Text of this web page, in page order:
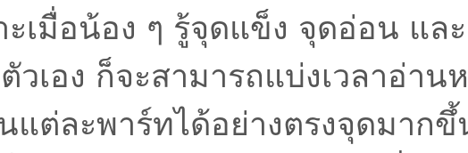
ะเมื่อน้อง ๆ รู้จุดแข็ง จุดอ่อน แล
วเอง ก็จะสามารถแบ่งเวลาอ่าน
แต่ละพาร์ทได้อย่างตรงจุดมากขึ้